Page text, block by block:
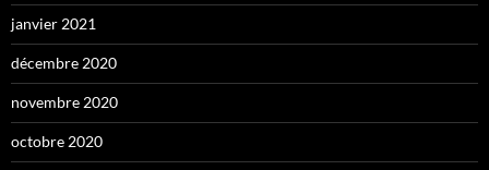
janvier 2021
décembre 2020
novembre 2020
octobre 2020